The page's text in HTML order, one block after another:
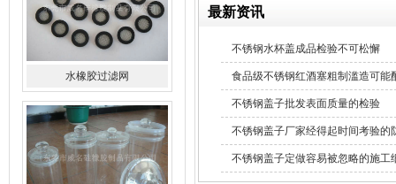
水橡胶过滤网
酒罐密封圈
最新资讯
不锈钢水杯盖成品检验不可松懈
食品级不锈钢红酒塞粗制滥造可能
不锈钢盖子批发表面质量的检验
不锈钢盖子厂家经得起时间考验的
不锈钢盖子定做容易被忽略的施工